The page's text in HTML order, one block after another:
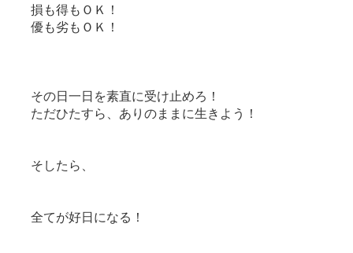
損も得もＯＫ！
優も劣もＯＫ！
その日一日を素直に受け止めろ！
ただひたすら、ありのままに生きよう！
そしたら、
全てが好日になる！